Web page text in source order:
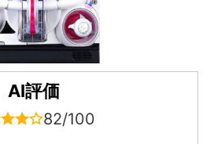
AI評価
82/100